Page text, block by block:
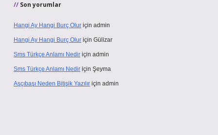
Son yorumlar
Hangi Ay Hangi Burç Olur için admin
Hangi Ay Hangi Burç Olur için Gülizar
Sms Türkçe Anlamı Nedir için admin
Sms Türkçe Anlamı Nedir için Şeyma
Aşçıbaşı Neden Bitişik Yazılır için admin